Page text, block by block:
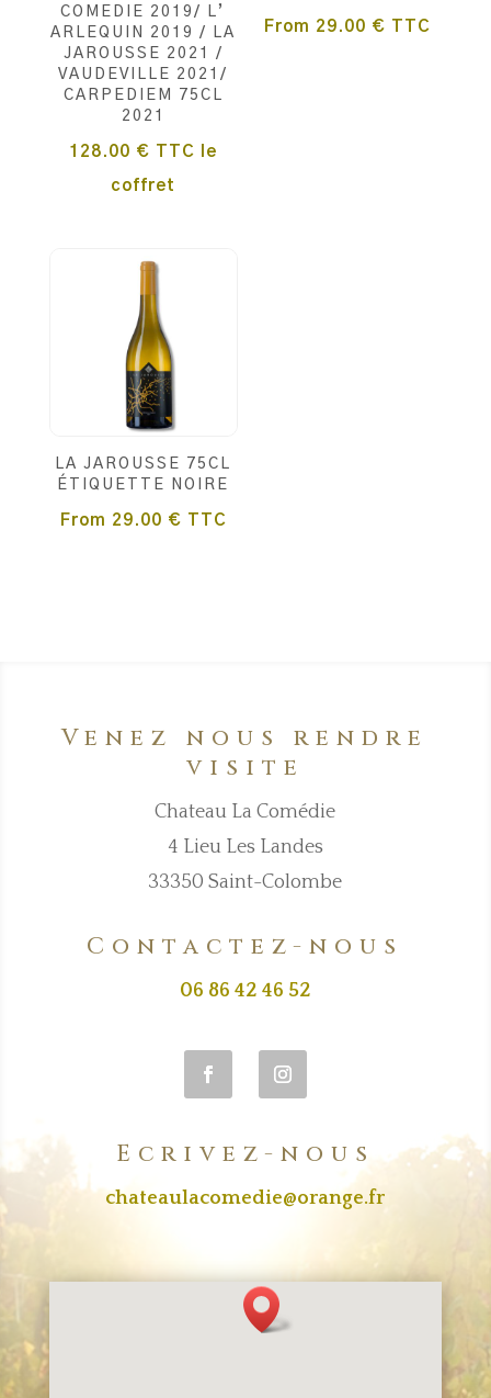
COMEDIE 2019/ L’
ARLEQUIN 2019 / LA
JAROUSSE 2021 /
VAUDEVILLE 2021/
CARPEDIEM 75CL
2021
128.00 € TTC le
coffret
From 29.00 € TTC
LA JAROUSSE 75CL
ÉTIQUETTE NOIRE
From 29.00 € TTC
Venez nous rendre
visite
Chateau La Comédie
4 Lieu Les Landes
33350 Saint-Colombe
Contactez-nous
06 86 42 46 52
Ecrivez-nous
chateaulacomedie@orange.fr